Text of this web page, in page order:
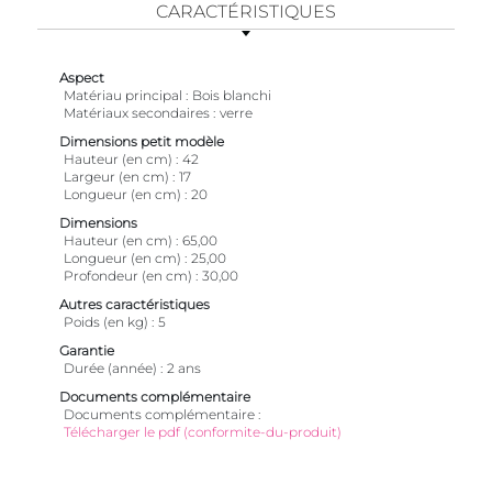
CARACTÉRISTIQUES
Aspect
Matériau principal
Bois blanchi
Matériaux secondaires verre
Dimensions petit modèle
Hauteur (en cm)
42
Largeur (en cm)
17
Longueur (en cm)
20
Dimensions
Hauteur (en cm)
65,00
Longueur (en cm)
25,00
Profondeur (en cm)
30,00
Autres caractéristiques
Poids (en kg)
5
Garantie
Durée (année)
2 ans
Documents complémentaire
Documents complémentaire
Télécharger le pdf (conformite-du-produit)